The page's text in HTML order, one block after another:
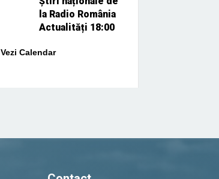
la Radio România
Actualități 18:00
Vezi Calendar